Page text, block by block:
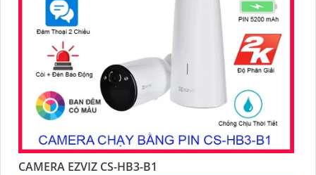
CAMERA EZVIZ CS-HB3-B1